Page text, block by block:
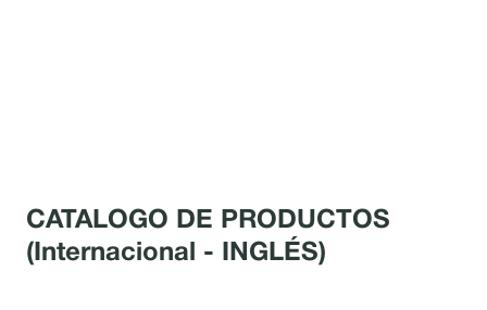
CATALOGO DE PRODUCTOS
(Internacional - INGLÉS)